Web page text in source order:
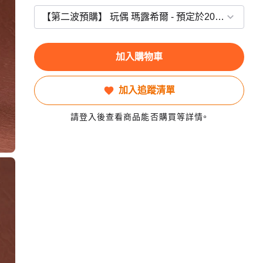
加入購物車
加入追蹤清單
請登入後查看商品能否購買等詳情。